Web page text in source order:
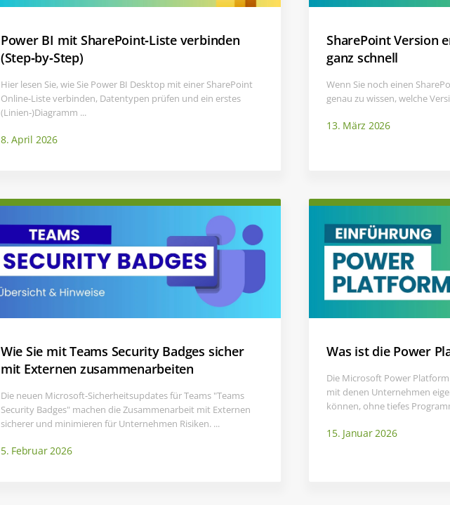
Power BI mit SharePoint‑Liste verbinden
(Step‑by‑Step)
Hier lesen Sie, wie Sie Power BI Desktop mit einer SharePoint
Online‑Liste verbinden, Datentypen prüfen und ein erstes
(Linien‑)Diagramm ...
8. April 2026
SharePoint Version
ganz schnell
Wenn Sie noch einen
genau zu wissen, welche
13. März 2026
Wie Sie mit Teams Security Badges sicher
mit Externen zusammenarbeiten
Die neuen Microsoft-Sicherheitsupdates für Teams "Teams
Security Badges" machen die Zusammenarbeit mit Externen
sicherer und minimieren für Unternehmen Risiken. ...
5. Februar 2026
Was ist die Power
Die Microsoft Power
mit denen Unternehmen
können, ohne tiefes
15. Januar 2026